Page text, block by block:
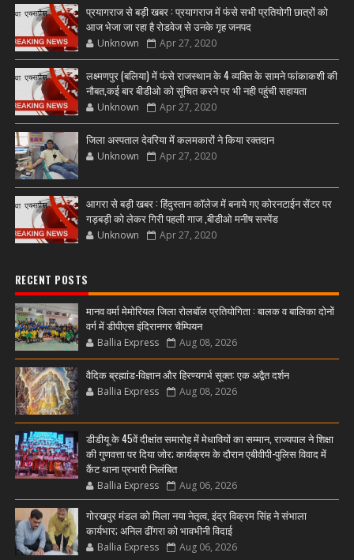
प्रयागराज से बड़ी खबर : प्रयागराज में फंसे सभी प्रतियोगी छात्रों को
आज भेजा जा रहा है रोडवेज से उनके गृह जनपद
Unknown Apr 27, 2020
लक्ष्मणपुर (बलिया) में फंसे राजस्थान के 4 व्यक्ति के सामने फांकाकशी की
नौबत,कई बार बीडीओ को सूचित करने पर भी नही पहुंची सहायता
Unknown Apr 27, 2020
जिला अस्पताल देवरिया में कलमकारों ने किया रक्तदान
Unknown Apr 27, 2020
आगरा से बड़ी खबर : हिंदुस्तान कॉलेज में बनाये गए कोरनटाईन सेंटर पर
गड़बड़ी को लेकर गिरी पहली गाज ,बीडीओ मनीष सस्पेंड
Unknown Apr 27, 2020
RECENT POSTS
मानव वर्मा मेमोरियल जिला रोलबॉल प्रतियोगिता : बालक व बालिका दोनों
वर्ग में डीपीएस इंदिरानगर चैम्पियन
Ballia Express Aug 08, 2026
वैदिक ब्रह्मांड-विज्ञान और हिरण्यगर्भ सूक्त: एक अद्वैत दर्शन
Ballia Express Aug 08, 2026
डीडीयू के 45वें दीक्षांत समारोह में मेधावियों का सम्मान, राज्यपाल ने शिक्षा
की गुणवत्ता पर दिया जोर; कार्यक्रम के दौरान एबीवीपी-पुलिस विवाद में
कैंट थाना प्रभारी निलंबित
Ballia Express Aug 06, 2026
गोरखपुर मंडल को मिला नया नेतृत्व, इंद्र विक्रम सिंह ने संभाला
कार्यभार; अनिल ढींगरा को भावभीनी विदाई
Ballia Express Aug 06, 2026